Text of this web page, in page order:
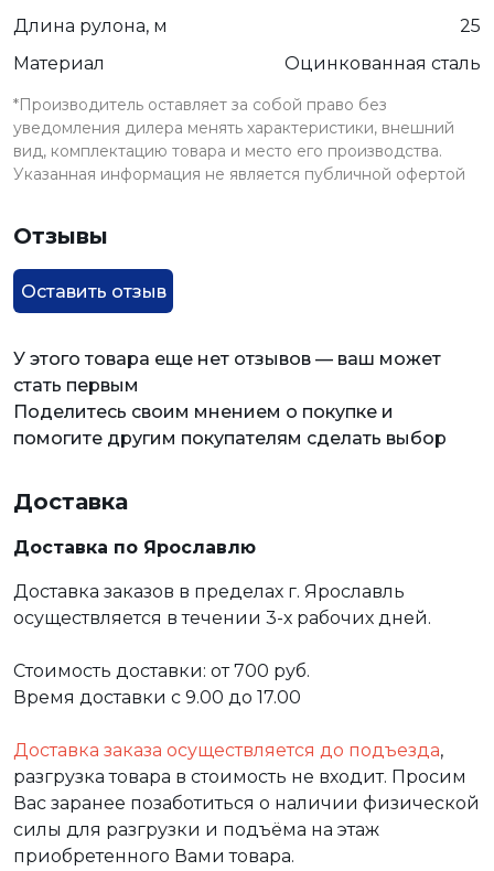
Длина рулона, м
25
Материал
Оцинкованная сталь
*Производитель оставляет за собой право без
уведомления дилера менять характеристики, внешний
вид, комплектацию товара и место его производства.
Указанная информация не является публичной офертой
Отзывы
Оставить отзыв
У этого товара еще нет отзывов — ваш может
стать первым
Поделитесь своим мнением о покупке и
помогите другим покупателям сделать выбор
Доставка
Доставка по Ярославлю
Доставка заказов в пределах г. Ярославль
осуществляется в течении 3-х рабочих дней.
Стоимость доставки: от 700 руб.
Время доставки с 9.00 до 17.00
Доставка заказа осуществляется до подъезда,
разгрузка товара в стоимость не входит. Просим
Вас заранее позаботиться о наличии физической
силы для разгрузки и подъёма на этаж
приобретенного Вами товара.